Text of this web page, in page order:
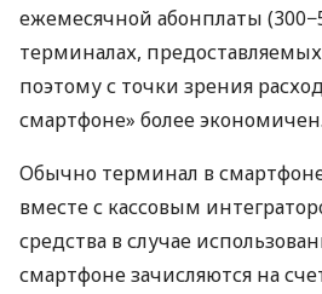
ежемесячной абонплаты
терминалах,
поэтому с точки зрения
смартфоне» более экономичен.
Обычно терминал в
вместе с кассовым
средства в случае
смартфоне зачисляются на